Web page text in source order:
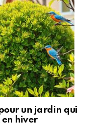
un jardin qui
en hiver